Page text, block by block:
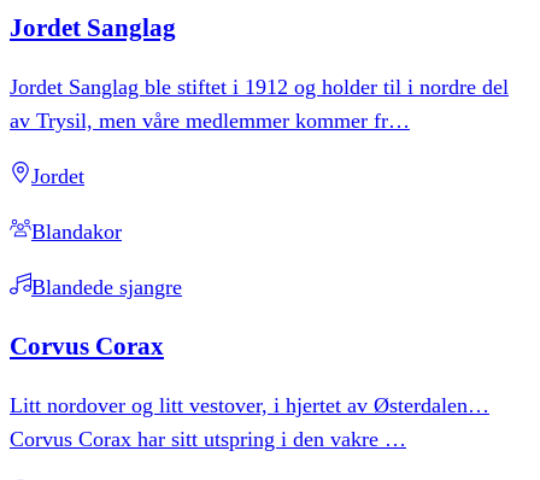
Jordet Sanglag
Jordet Sanglag ble stiftet i 1912 og holder til i nordre del
av Trysil, men våre medlemmer kommer fr…
Jordet
Blandakor
Blandede sjangre
Corvus Corax
Litt nordover og litt vestover, i hjertet av Østerdalen…
Corvus Corax har sitt utspring i den vakre …